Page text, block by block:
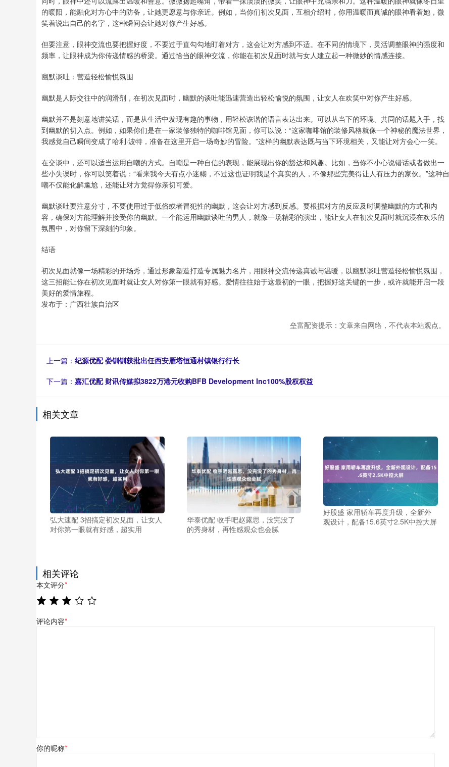
的暖阳，能融化对方心中的防备，让她更愿意与你亲近。例如，当你们初次见面，互相介绍时，你用温暖而真诚的眼神看着她，微
笑着说出自己的名字，这种瞬间会让她对你产生好感。
但要注意，眼神交流也要把握好度，不要过于直勾勾地盯着对方，这会让对方感到不适。在不同的情境下，灵活调整眼神的强度和
频率，让眼神成为你传递情感的桥梁。通过恰当的眼神交流，你能在初次见面时就与女人建立起一种微妙的情感连接。
幽默谈吐：营造轻松愉悦氛围
幽默是人际交往中的润滑剂，在初次见面时，幽默的谈吐能迅速营造出轻松愉悦的氛围，让女人在欢笑中对你产生好感。
幽默并不是刻意地讲笑话，而是从生活中发现有趣的事物，用轻松诙谐的语言表达出来。可以从当下的环境、共同的话题入手，找
到幽默的切入点。例如，如果你们是在一家装修独特的咖啡馆见面，你可以说：“这家咖啡馆的装修风格就像一个神秘的魔法世界，
我感觉自己瞬间变成了哈利·波特，准备在这里开启一场奇妙的冒险。”这样的幽默表达既与当下环境相关，又能让对方会心一笑。
在交谈中，还可以适当运用自嘲的方式。自嘲是一种自信的表现，能展现出你的豁达和风趣。比如，当你不小心说错话或者做出一
些小失误时，你可以笑着说：“看来我今天有点小迷糊，不过这也证明我是个真实的人，不像那些完美得让人有压力的家伙。”这种自
嘲不仅能化解尴尬，还能让对方觉得你亲切可爱。
幽默谈吐要注意分寸，不要使用过于低俗或者冒犯性的幽默，这会让对方感到反感。要根据对方的反应及时调整幽默的方式和内
容，确保对方能理解并接受你的幽默。一个能运用幽默谈吐的男人，就像一场精彩的演出，能让女人在初次见面时就沉浸在欢乐的
氛围中，对你留下深刻的印象。
结语
初次见面就像一场精彩的开场秀，通过形象塑造打造专属魅力名片，用眼神交流传递真诚与温暖，以幽默谈吐营造轻松愉悦氛围，
这三招能让你在初次见面时就让女人对你第一眼就有好感。爱情往往始于这最初的一眼，把握好这关键的一步，或许就能开启一段
美好的爱情旅程。
发布于：广西壮族自治区
垒富配资提示：文章来自网络，不代表本站观点。
上一篇： 纪源优配 娄钏钏获批出任西安雁塔恒通村镇银行行长
下一篇： 嘉汇优配 财讯传媒拟3822万港元收购BFB Development Inc100%股权权益
相关文章
弘大速配 3招搞定初次见面，让女人
对你第一眼就有好感，超实用
华泰优配 收手吧赵露思，没完没了
的秀身材，再性感观众也会腻
好股盛 家用轿车再度升级，全新外
观设计，配备15.6英寸2.5K中控大屏
相关评论
本文评分*
评论内容*
你的昵称*